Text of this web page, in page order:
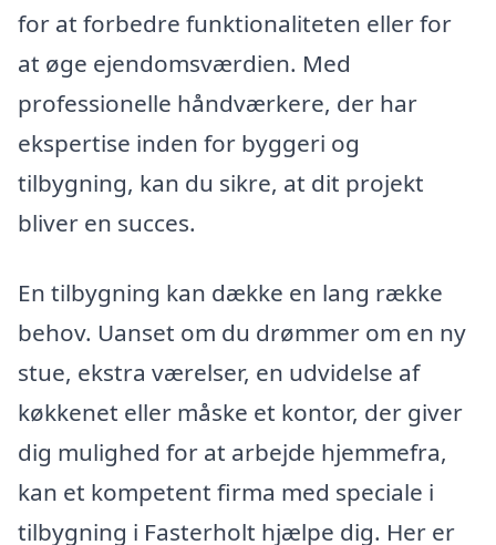
for at forbedre funktionaliteten eller for
at øge ejendomsværdien. Med
professionelle håndværkere, der har
ekspertise inden for byggeri og
tilbygning, kan du sikre, at dit projekt
bliver en succes.
En tilbygning kan dække en lang række
behov. Uanset om du drømmer om en ny
stue, ekstra værelser, en udvidelse af
køkkenet eller måske et kontor, der giver
dig mulighed for at arbejde hjemmefra,
kan et kompetent firma med speciale i
tilbygning i Fasterholt hjælpe dig. Her er